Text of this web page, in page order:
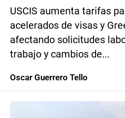
USCIS aumenta tarifas
acelerados de visas y
afectando solicitudes
trabajo y cambios de...
Oscar Guerrero Tello